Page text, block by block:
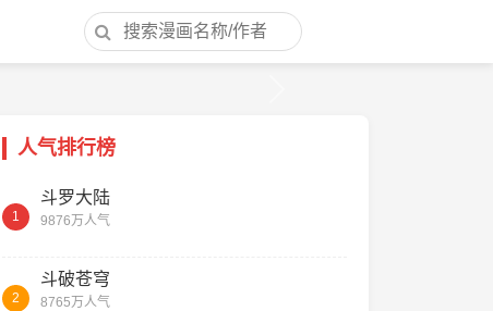
人气排行榜
1
斗罗大陆
9876万人气
2
斗破苍穹
8765万人气